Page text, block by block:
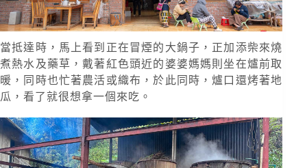
當抵達時，馬上看到正在冒煙的大鍋子，正加添柴來燒
煮熱水及藥草，戴著紅色頭近的婆婆媽媽則坐在爐前取
暖，同時也忙著農活或織布，於此同時，爐口還烤著地
瓜，看了就很想拿一個來吃。